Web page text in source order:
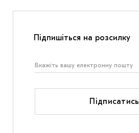
Підпишіться на розсилку
Підписатись